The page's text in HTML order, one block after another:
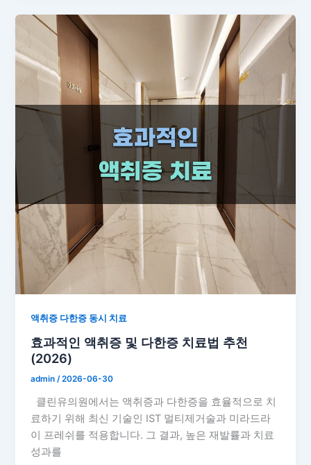
액취증 다한증 동시 치료
효과적인 액취증 및 다한증 치료법 추천
(2026)
admin/2026-06-30
클린유의원에서는 액취증과 다한증을 효율적으로 치
료하기 위해 최신 기술인 IST 멀티제거술과 미라드라
이 프레쉬를 적용합니다. 그 결과, 높은 재발률과 치료
성과를